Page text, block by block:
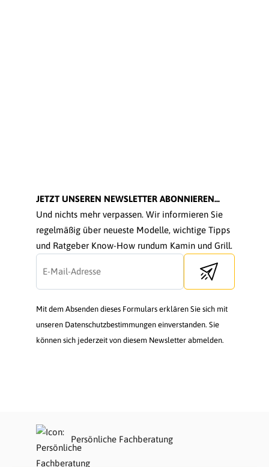
JETZT UNSEREN NEWSLETTER ABONNIEREN...
Und nichts mehr verpassen. Wir informieren Sie
regelmäßig über neueste Modelle, wichtige Tipps
und Ratgeber Know-How rundum Kamin und Grill.
Send newsletter
Mit dem Absenden dieses Formulars erklären Sie sich mit
unseren Datenschutzbestimmungen einverstanden. Sie
können sich jederzeit von diesem Newsletter abmelden.
Persönliche Fachberatung